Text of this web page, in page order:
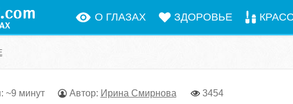
О ГЛАЗАХ ЗДОРОВЬЕ
~9 минут Автор: Ирина Смирнова 3454